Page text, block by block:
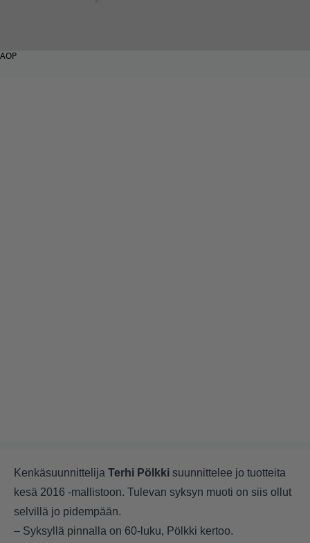
AOP
Kenkäsuunnittelija Terhi Pölkki suunnittelee jo tuotteita
kesä 2016 -mallistoon. Tulevan syksyn muoti on siis ollut
selvillä jo pidempään.
– Syksyllä pinnalla on 60-luku, Pölkki kertoo.